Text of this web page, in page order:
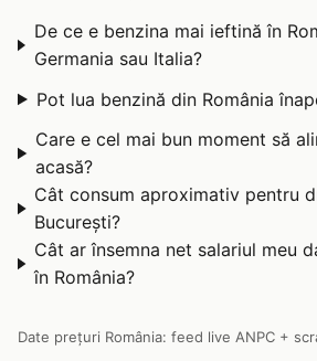
De ce e benzina mai ieftină în
Germania sau Italia?
Pot lua benzină din România
Care e cel mai bun moment să
acasă?
Cât consum aproximativ pentru
București?
Cât ar însemna net salariul meu
în România?
Date prețuri România: feed live ANPC +